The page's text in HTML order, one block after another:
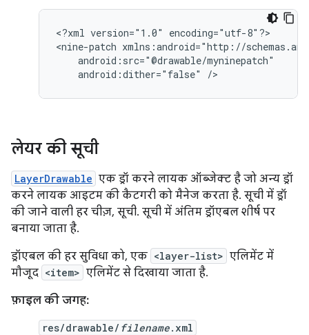
<?xml version="1.0"
encoding="utf-8"?>
<nine-patch
android:dither="false"
/>
लेयर की सूची
LayerDrawable एक ड्रॉ करने लायक ऑब्जेक्ट है जो अन्य ड्रॉ
करने लायक आइटम की कैटगरी को मैनेज करता है. सूची में ड्रॉ
की जाने वाली हर चीज़, सूची. सूची में अंतिम ड्रॉएबल शीर्ष पर
बनाया जाता है.
ड्रॉएबल की हर सुविधा को, एक <layer-list> एलिमेंट में
मौजूद <item> एलिमेंट से दिखाया जाता है.
फ़ाइल की जगह:
res/drawable/ filename.xml